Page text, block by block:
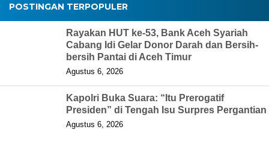
POSTINGAN TERPOPULER
Rayakan HUT ke-53, Bank Aceh Syariah
Cabang Idi Gelar Donor Darah dan Bersih-
bersih Pantai di Aceh Timur
Agustus 6, 2026
Kapolri Buka Suara: “Itu Prerogatif
Presiden” di Tengah Isu Surpres Pergantian
Agustus 6, 2026